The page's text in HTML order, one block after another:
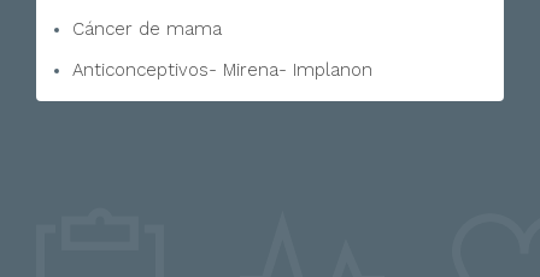
Cáncer de mama
Anticonceptivos- Mirena- Implanon